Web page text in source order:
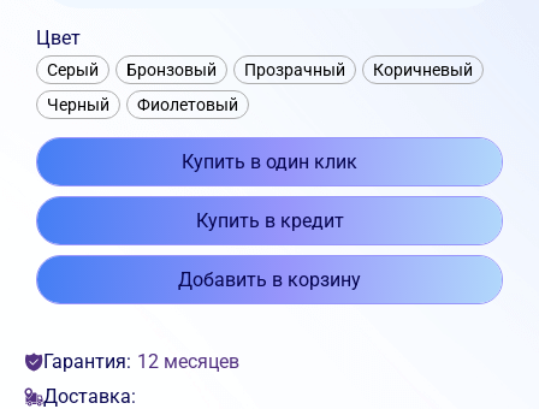
Цвет
Серый Бронзовый Прозрачный
Коричневый
Черный
Фиолетовый
Купить в один клик
Купить в кредит
Добавить в корзину
Гарантия: 12 месяцев
Доставка: